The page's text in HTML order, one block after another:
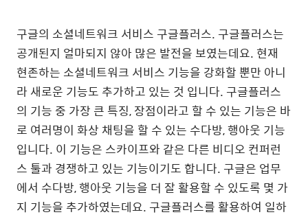
구글의 소셜네트워크 서비스 구글플러스. 구글플러스는
공개된지 얼마되지 않아 많은 발전을 보였는데요. 현재
현존하는 소셜네트워크 서비스 기능을 강화할 뿐만 아니
라 새로운 기능도 추가하고 있는 것 입니다. 구글플러스
의 기능 중 가장 큰 특징, 장점이라고 할 수 있는 기능은 바
로 여러명이 화상 채팅을 할 수 있는 수다방, 행아웃 기능
입니다. 이 기능은 스카이프와 같은 다른 비디오 컨퍼런
스 툴과 경쟁하고 있는 기능이기도 합니다. 구글은 업무
에서 수다방, 행아웃 기능을 더 잘 활용할 수 있도록 몇 가
지 기능을 추가하였는데요. 구글플러스를 활용하여 일하